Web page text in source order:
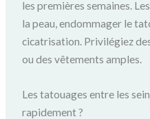
les premières semaines.
la peau, endommager le
cicatrisation. Privilégiez
ou des vêtements amples.
Les tatouages entre les
rapidement ?